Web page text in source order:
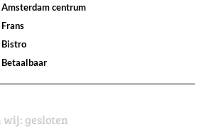
Amsterdam centrum
Frans
Bistro
Betaalbaar
wij: gesloten